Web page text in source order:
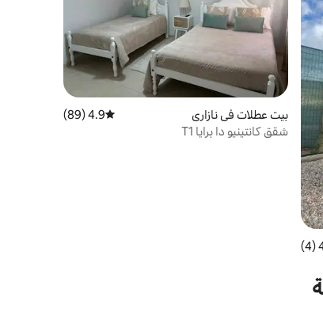
من 5، 4 مراجعات
بيت عطلات في نازاري متوسط التقييم 4.9 من 5، 89 مراجعات
4.9 (89)
شقق كانتينيو دا برايا T1